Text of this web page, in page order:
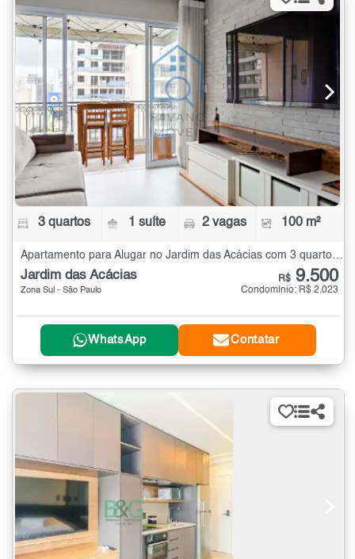
3 quartos 1 suíte 2 vagas 100 m²
Apartamento para Alugar no Jardim das Acácias com 3 quartos - 100 m²
Jardim das Acácias
Zona Sul - São Paulo
R$ 9.500
Condomínio: R$ 2.023
WhatsApp Contatar